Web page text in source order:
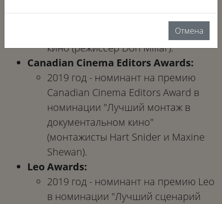
2019 год - номинант на премию за
достижения в документальном
кино (режиссер Don Millar).
Canadian Cinema Editors Awards:
2019 год - номинант на премию
Canadian Cinema Editors Award в
номинации "Лучший монтаж в
документальном кино"
(монтажисты Hart Snider и Maxine
Shewan).
Leo Awards:
2019 год - номинант на премию Leo
в номинации "Лучший сценарий
Отмена